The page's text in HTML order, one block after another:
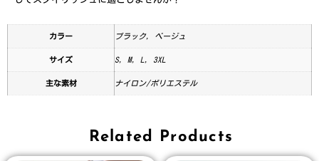
カラー ブラック, ベージュ
サイズ S, M, L, 3XL
主な素材 ナイロン/ポリエステル
Related Products